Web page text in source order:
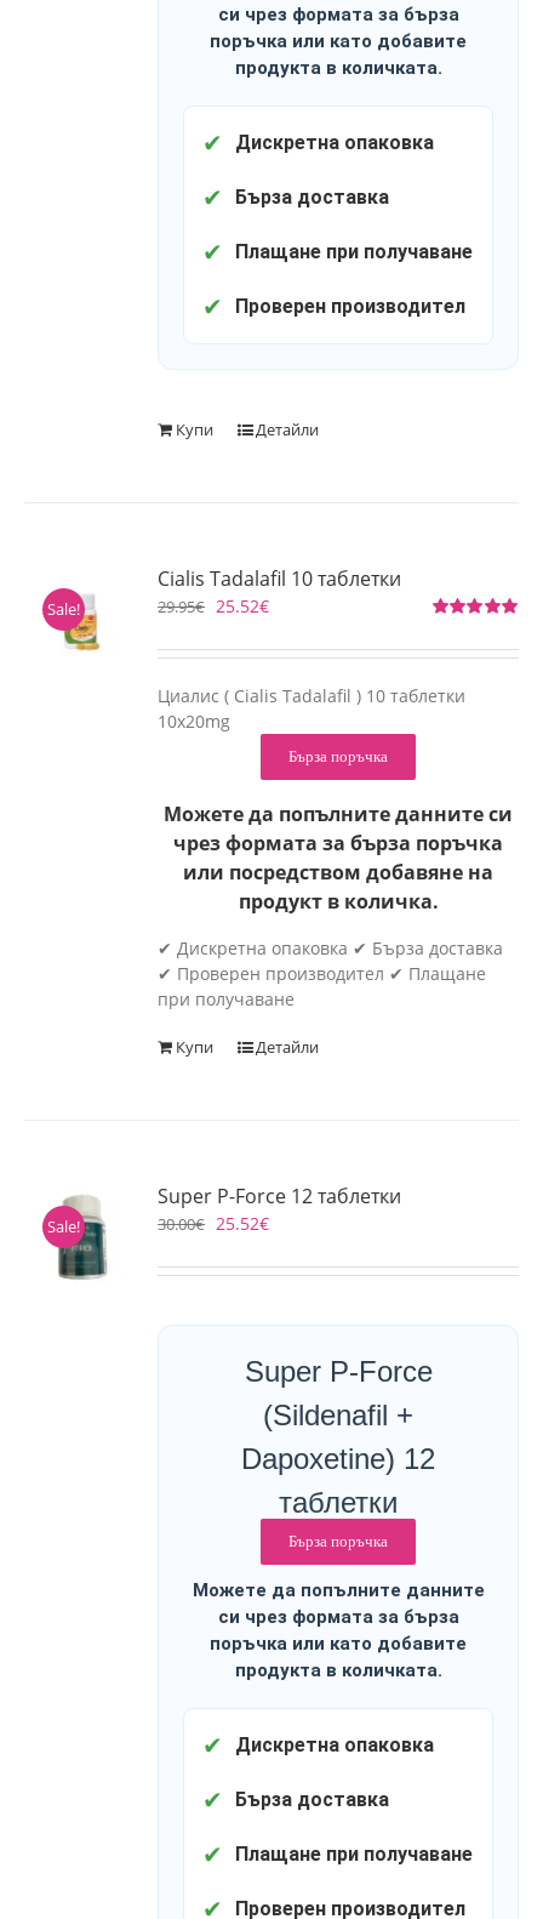
си чрез формата за бърза
поръчка или като добавите
продукта в количката.
✔ Дискретна опаковка
✔ Бърза доставка
✔ Плащане при получаване
✔ Проверен производител
Купи Детайли
Sale!
Cialis Tadalafil 10 таблетки
на5.00от 5
29.95€ 25.52€
Циалис ( Cialis Tadalafil ) 10 таблетки
10x20mg
Бърза поръчка
Можете да попълните данните си
чрез формата за бърза поръчка
или посредством добавяне на
продукт в количка.
✔ Дискретна опаковка ✔ Бърза доставка
✔ Проверен производител ✔ Плащане
при получаване
Купи Детайли
Sale!
Super P-Force 12 таблетки
30.00€ 25.52€
Super P-Force
(Sildenafil +
Dapoxetine) 12
таблетки
Бърза поръчка
Можете да попълните данните
си чрез формата за бърза
поръчка или като добавите
продукта в количката.
✔ Дискретна опаковка
✔ Бърза доставка
✔ Плащане при получаване
✔ Проверен производител